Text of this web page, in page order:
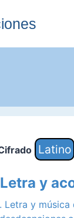
Latino
Letra y
Letra y música